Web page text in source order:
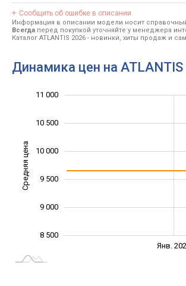
Сообщить об ошибке в описании
Информация в описании модели носит справочный
Всегда перед покупкой уточняйте у менеджера
Каталог ATLANTIS 2026 - новинки, хиты продаж и
Динамика цен на
Средняя цена
8 500
9 000
9 500
10 000
10 500
11 000
Янв.